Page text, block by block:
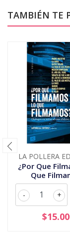
TAMBIÉN TE
LA POLLERA
¿Por Que
Que
+
-